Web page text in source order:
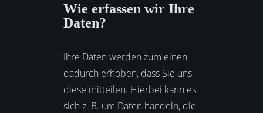
Wie erfassen wir Ihre
Daten?
Ihre Daten werden zum einen
dadurch erhoben, dass Sie uns
diese mitteilen. Hierbei kann es
sich z. B. um Daten handeln, die